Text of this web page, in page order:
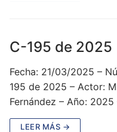
C-195 de 2025
Fecha: 21/03/2025 –
195 de 2025 – Actor:
Fernández – Año:
LEER MÁS →